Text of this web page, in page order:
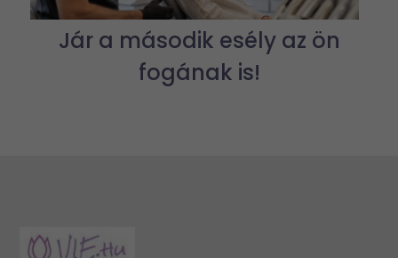
Jár a második esély az ön
fogának is!